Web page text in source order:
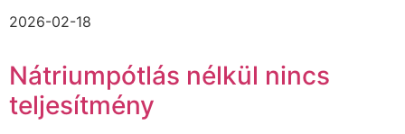
2026-02-18
Nátriumpótlás nélkül nincs
teljesítmény